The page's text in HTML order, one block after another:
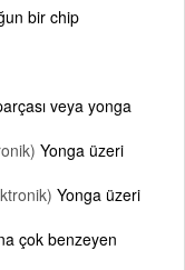
bir chip
veya yonga
Yonga üzeri
Yonga üzeri
çok benzeyen